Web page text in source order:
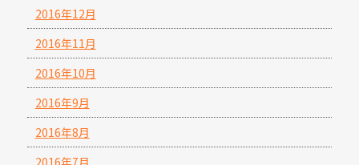
2016年12月
2016年11月
2016年10月
2016年9月
2016年8月
2016年7月